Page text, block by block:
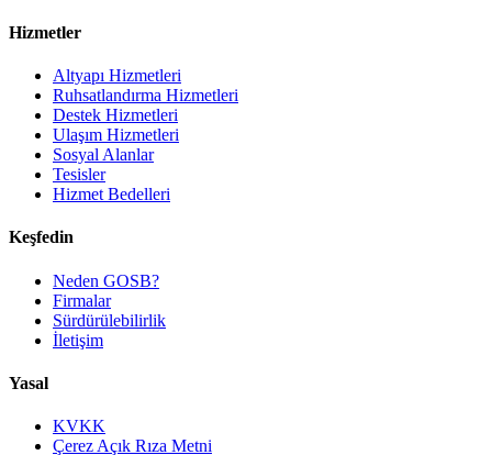
Hizmetler
Altyapı Hizmetleri
Ruhsatlandırma Hizmetleri
Destek Hizmetleri
Ulaşım Hizmetleri
Sosyal Alanlar
Tesisler
Hizmet Bedelleri
Keşfedin
Neden GOSB?
Firmalar
Sürdürülebilirlik
İletişim
Yasal
KVKK
Çerez Açık Rıza Metni